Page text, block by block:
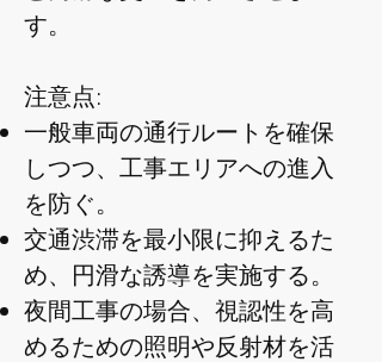
す。
注意点:
一般車両の通行ルートを確保
しつつ、工事エリアへの進入
を防ぐ。
交通渋滞を最小限に抑えるた
め、円滑な誘導を実施する。
夜間工事の場合、視認性を高
めるための照明や反射材を活